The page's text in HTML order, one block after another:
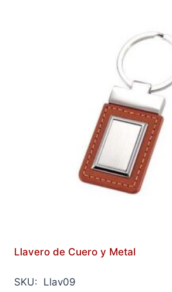
Llavero de Cuero y Metal
SKU: Llav09